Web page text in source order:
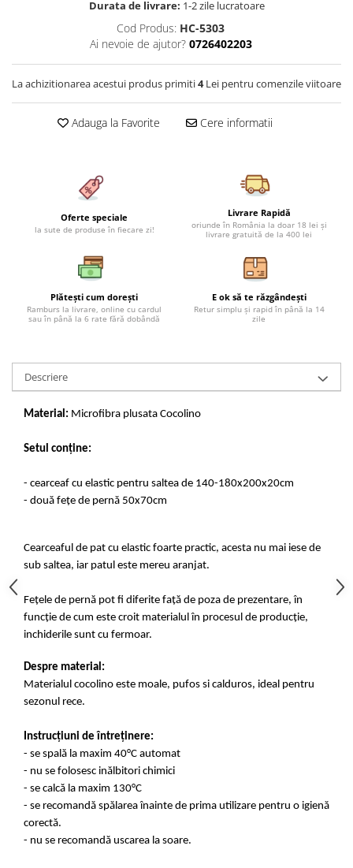
Cearceaf cu elastic 4 piese
Cearceaf normal 6 piese
Lenjerii Catifea
Cearceaf cu elastic
Lenjerii Pufoase Fluffy/ Rabbit
Bumbac 100%
Lenjerii Satin Premium
Lenjerii Matase
Lenjerii Creponate
Lenjerii pentru PASTE
Huse De Pat Tricotate 160x200cm
Huse De Pat Tricotate 180x200cm
Huse Impermeabile 160x200cm
Huse Impermeabile 180x200cm
Durata de livrare: 1-2 zile lucratoare
Cod Produs: HC-5303
Ai nevoie de ajutor? 0726402203
La achizitionarea acestui produs primiti4Lei pentru comenzile viitoare
Adauga la Favorite Cere informatii
Oferte speciale
la sute de produse în fiecare zi!
Livrare Rapidă
oriunde în România la doar 18 lei și
livrare gratuită de la 400 lei
Plătești cum dorești
Ramburs la livrare, online cu cardul
sau în până la 6 rate fără dobândă
E ok să te răzgândești
Retur simplu și rapid în până la 14
zile
Descriere
Material: Microfibra plusata Cocolino
Setul conține:
- cearceaf cu elastic pentru saltea de 140-180x200x20cm
- două fețe de pernă 50x70cm
Cearceaful de pat cu elastic foarte practic, acesta nu mai iese de
sub saltea, iar patul este mereu aranjat.
Fețele de pernă pot fi diferite față de poza de prezentare, în
funcție de cum este croit materialul în procesul de producție,
inchiderile sunt cu fermoar.
Despre material:
Materialul cocolino este moale, pufos si calduros, ideal pentru
sezonul rece.
Instrucțiuni de întreținere:
- se spală la maxim 40°C automat
- nu se folosesc inălbitori chimici
- se calcă la maxim 130°C
- se recomandă spălarea înainte de prima utilizare pentru o igienă
corectă.
- nu se recomandă uscarea la soare.